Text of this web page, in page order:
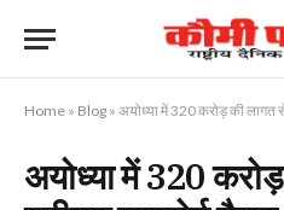
Home » Blog » अयोध्या में 320 करोड़ की लागत से
अयोध्या में 320